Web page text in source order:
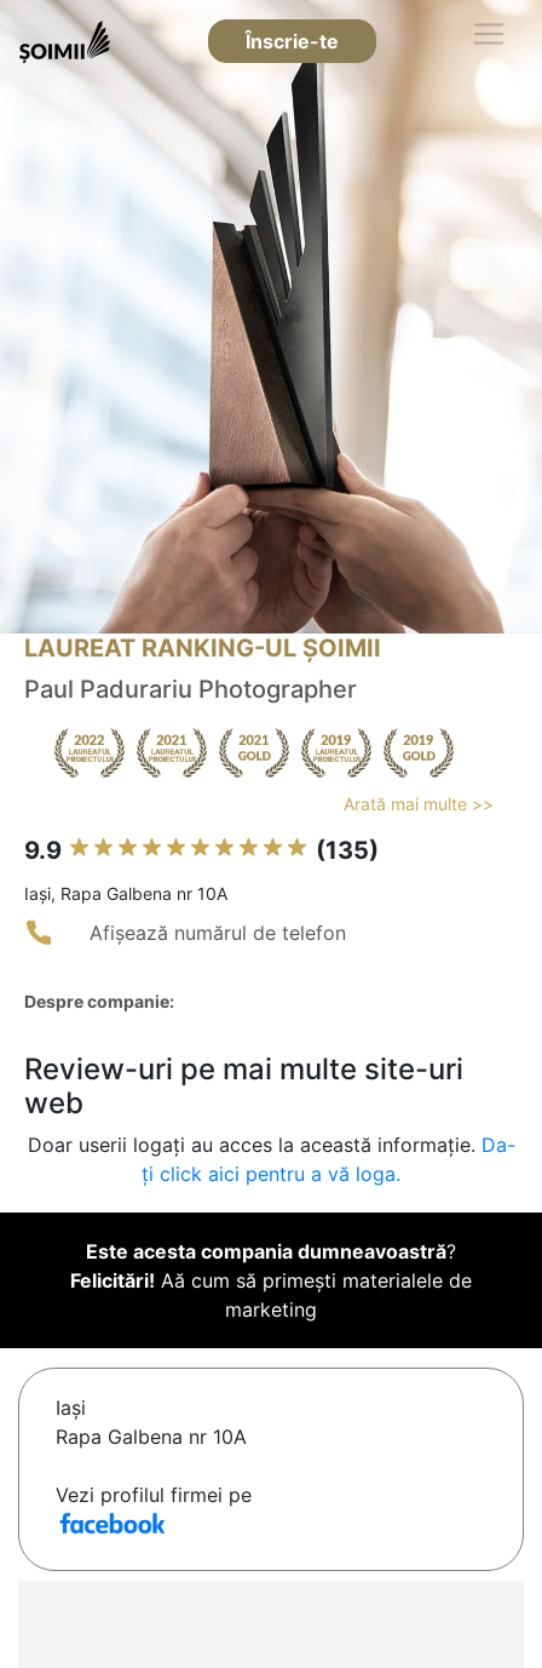
Înscrie-te
LAUREAT RANKING-UL ȘOIMII
Paul Padurariu Photographer
Arată mai multe >>
9.9 (135)
Iaşi, Rapa Galbena nr 10A
Afișează numărul de telefon
Despre companie:
Review-uri pe mai multe site-uri
web
Doar userii logați au acces la această informație. Da-
ți click aici pentru a vă loga.
Este acesta compania dumneavoastră?
Felicitări! Aă cum să primești materialele de
marketing
Iaşi
Rapa Galbena nr 10A
Vezi profilul firmei pe